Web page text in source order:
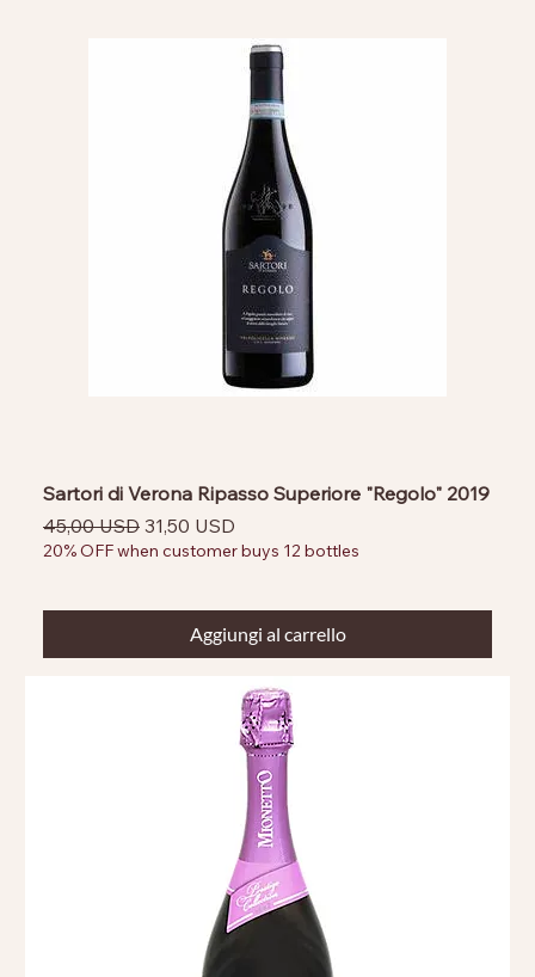
Sartori di Verona Ripasso Superiore "Regolo" 2019
Prezzo regolare
45,00 USD Prezzo scontato
31,50 USD
20% OFF when customer buys 12 bottles
Aggiungi al carrello